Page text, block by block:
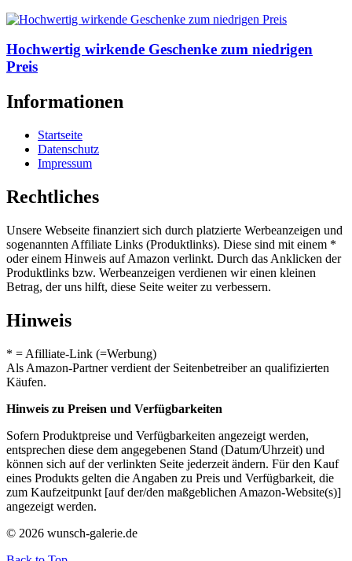
Hochwertig wirkende Geschenke zum niedrigen
Preis
Informationen
Startseite
Datenschutz
Impressum
Rechtliches
Unsere Webseite finanziert sich durch platzierte Werbeanzeigen und
sogenannten Affiliate Links (Produktlinks). Diese sind mit einem *
oder einem Hinweis auf Amazon verlinkt. Durch das Anklicken der
Produktlinks bzw. Werbeanzeigen verdienen wir einen kleinen
Betrag, der uns hilft, diese Seite weiter zu verbessern.
Hinweis
* = Afilliate-Link (=Werbung)
Als Amazon-Partner verdient der Seitenbetreiber an qualifizierten
Käufen.
Hinweis zu Preisen und Verfügbarkeiten
Sofern Produktpreise und Verfügbarkeiten angezeigt werden,
entsprechen diese dem angegebenen Stand (Datum/Uhrzeit) und
können sich auf der verlinkten Seite jederzeit ändern. Für den Kauf
eines Produkts gelten die Angaben zu Preis und Verfügbarkeit, die
zum Kaufzeitpunkt [auf der/den maßgeblichen Amazon-Website(s)]
angezeigt werden.
© 2026 wunsch-galerie.de